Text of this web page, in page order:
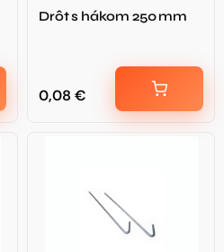
Drôt s hákom 250 mm
0,08 €